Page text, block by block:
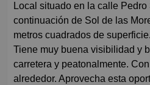
Local situado en la calle Pedro Sanz Abad, a
continuación de Sol de las
metros cuadrados de
Tiene muy buena visibilidad y
carretera y peatonalmente.
alrededor. Aprovecha esta